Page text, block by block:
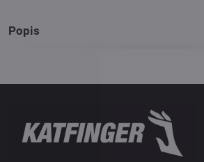
Popis